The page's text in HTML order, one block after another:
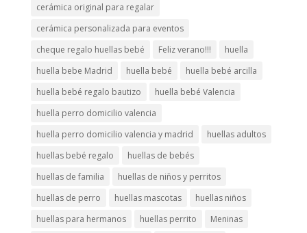
cerámica original para regalar
cerámica personalizada para eventos
cheque regalo huellas bebé
Feliz verano!!!
huella
huella bebe Madrid
huella bebé
huella bebé arcilla
huella bebé regalo bautizo
huella bebé Valencia
huella perro domicilio valencia
huella perro domicilio valencia y madrid
huellas adultos
huellas bebé regalo
huellas de bebés
huellas de familia
huellas de niños y perritos
huellas de perro
huellas mascotas
huellas niños
huellas para hermanos
huellas perrito
Meninas